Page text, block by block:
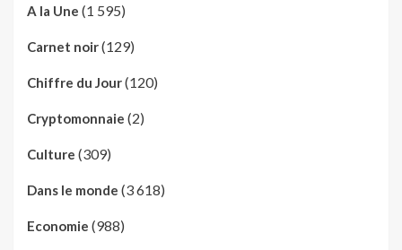
A la Une (1 595)
Carnet noir(129)
Chiffre du Jour(120)
Cryptomonnaie (2)
Culture (309)
Dans le monde (3 618)
Economie (988)